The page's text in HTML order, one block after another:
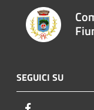
SEGUICI SU